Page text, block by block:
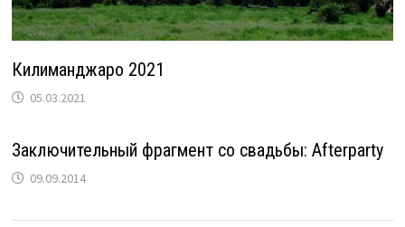
Килиманджаро 2021
05.03.2021
Заключительный фрагмент со свадьбы: Afterparty
09.09.2014